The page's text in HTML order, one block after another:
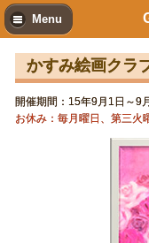
Menu
かすみ絵画クラ
開催期間：15年9月1日～9
お休み：毎月曜日、第三火